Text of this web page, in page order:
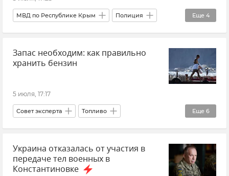
Еще 4
МВД по Республике Крым Полиция
Прокуратура Республики Крым
Происшествия Алушта
Запас необходим: как правильно
хранить бензин
5 июля, 17:17
Еще 6
Совет эксперта Топливо
Топливо в Крыму Дизельное топливо
Бензин Дефицит топлива в Крыму
Константин Работягов
Украина отказалась от участия в
передаче тел военных в
Константиновке